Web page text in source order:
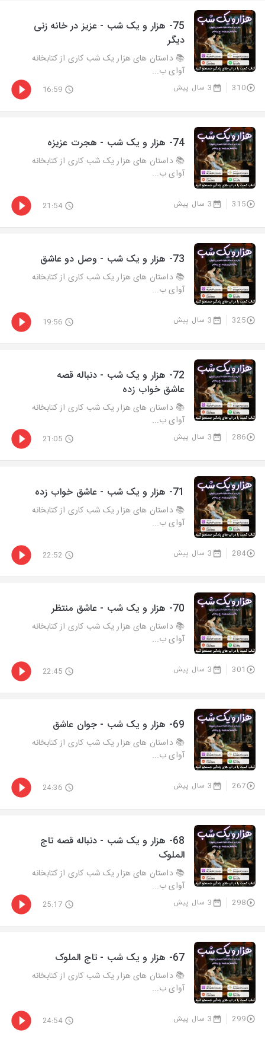
75- هزار و يک شب - عزیز در خانه زنی
دیگر
📚 داستان های هزار یک شب کاری از کتابخانه
آوای ب...
310 3 سال پیش 16:59
74- هزار و يک شب - هجرت عزیزه
📚 داستان های هزار یک شب کاری از کتابخانه
آوای ب...
315 3 سال پیش 21:54
73- هزار و يک شب - وصل دو عاشق
📚 داستان های هزار یک شب کاری از کتابخانه
آوای ب...
325 3 سال پیش 19:56
72- هزار و يک شب - دنباله قصه
عاشق خواب زده
📚 داستان های هزار یک شب کاری از کتابخانه
آوای ب...
286 3 سال پیش 21:05
71- هزار و يک شب - عاشق خواب زده
📚 داستان های هزار یک شب کاری از کتابخانه
آوای ب...
284 3 سال پیش 22:52
70- هزار و يک شب - عاشق منتظر
📚 داستان های هزار یک شب کاری از کتابخانه
آوای ب...
301 3 سال پیش 22:45
69- هزار و يک شب - جوان عاشق
📚 داستان های هزار یک شب کاری از کتابخانه
آوای ب...
267 3 سال پیش 24:36
68- هزار و يک شب - دنباله قصه تاج
الملوک
📚 داستان های هزار یک شب کاری از کتابخانه
آوای ب...
298 3 سال پیش 25:17
67- هزار و يک شب - تاج الملوک
📚 داستان های هزار یک شب کاری از کتابخانه
آوای ب...
299 3 سال پیش 24:54